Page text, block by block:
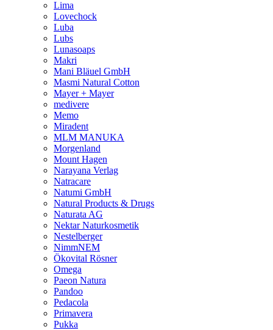
Lima
Lovechock
Luba
Lubs
Lunasoaps
Makri
Mani Bläuel GmbH
Masmi Natural Cotton
Mayer + Mayer
medivere
Memo
Miradent
MLM MANUKA
Morgenland
Mount Hagen
Narayana Verlag
Natracare
Natumi GmbH
Natural Products & Drugs
Naturata AG
Nektar Naturkosmetik
Nestelberger
NimmNEM
Ökovital Rösner
Omega
Paeon Natura
Pandoo
Pedacola
Primavera
Pukka